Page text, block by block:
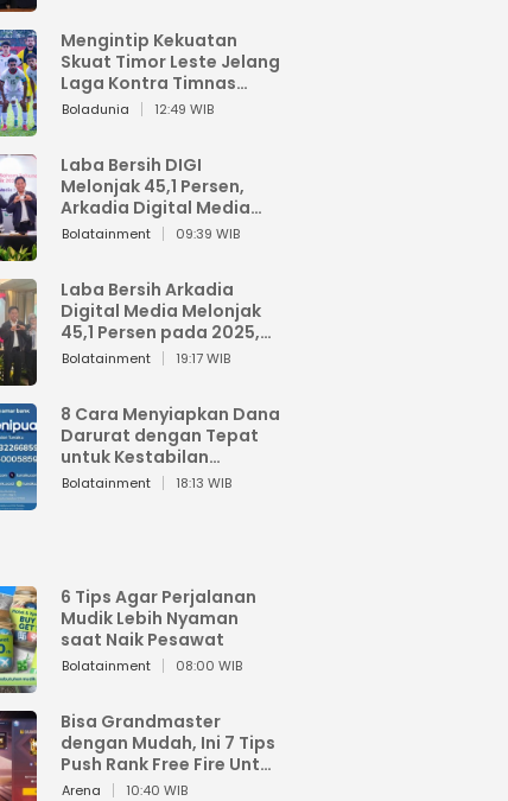
Mengintip Kekuatan
Skuat Timor Leste Jelang
Laga Kontra Timnas
Indonesia di Piala AFF
Boladunia 12:49 WIB
Laba Bersih DIGI
Melonjak 45,1 Persen,
Arkadia Digital Media
Perkuat Bisnis AI dan
Bolatainment 09:39 WIB
Laba Bersih Arkadia
Digital Media Melonjak
45,1 Persen pada 2025,
Sentuh Rp1,76 Miliar
Bolatainment 19:17 WIB
8 Cara Menyiapkan Dana
Darurat dengan Tepat
untuk Kestabilan
Keuangan
Bolatainment 18:13 WIB
6 Tips Agar Perjalanan
Mudik Lebih Nyaman
saat Naik Pesawat
Bolatainment 08:00 WIB
Bisa Grandmaster
dengan Mudah, Ini 7 Tips
Push Rank Free Fire Untuk
Pemula
Arena 10:40 WIB